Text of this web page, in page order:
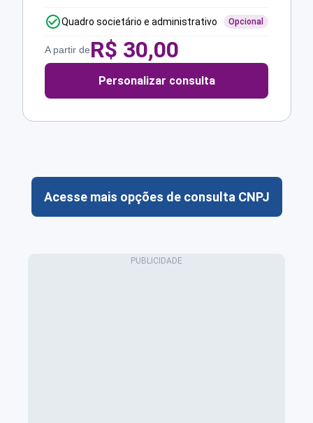
Quadro societário e administrativo Opcional
A partir deR$ 30,00
Personalizar consulta
Acesse mais opções de consulta CNPJ